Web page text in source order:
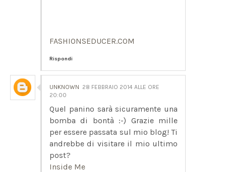
FASHIONSEDUCER.COM
Rispondi
UNKNOWN 28 FEBBRAIO 2014 ALLE ORE
20:00
Quel panino sarà sicuramente una
bomba di bontà :-) Grazie mille
per essere passata sul mio blog! Ti
andrebbe di visitare il mio ultimo
post?
Inside Me